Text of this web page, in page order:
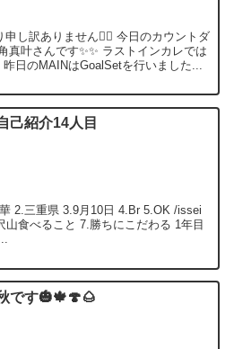
し訳ありません🙇‍♂️ 今日のカウントダ
真叶さんです✨✨ ラストインカレでは
日のMAINはGoalSetを行いました...
己紹介14人目
2.三重県 3.9月10日 4.Br 5.OK /issei
山食べること 7.勝ちにこだわる 1年目
です🎃🍁🍄🌰